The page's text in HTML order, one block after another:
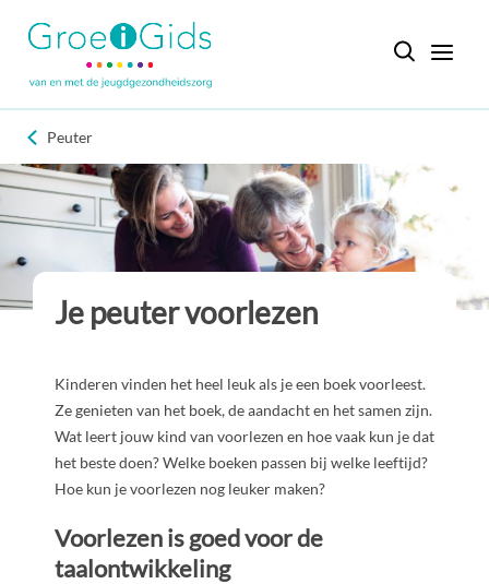
Peuter
Je peuter voorlezen
Kinderen vinden het heel leuk als je een boek voorleest.
Ze genieten van het boek, de aandacht en het samen zijn.
Wat leert jouw kind van voorlezen en hoe vaak kun je dat
het beste doen? Welke boeken passen bij welke leeftijd?
Hoe kun je voorlezen nog leuker maken?
Voorlezen is goed voor de
taalontwikkeling